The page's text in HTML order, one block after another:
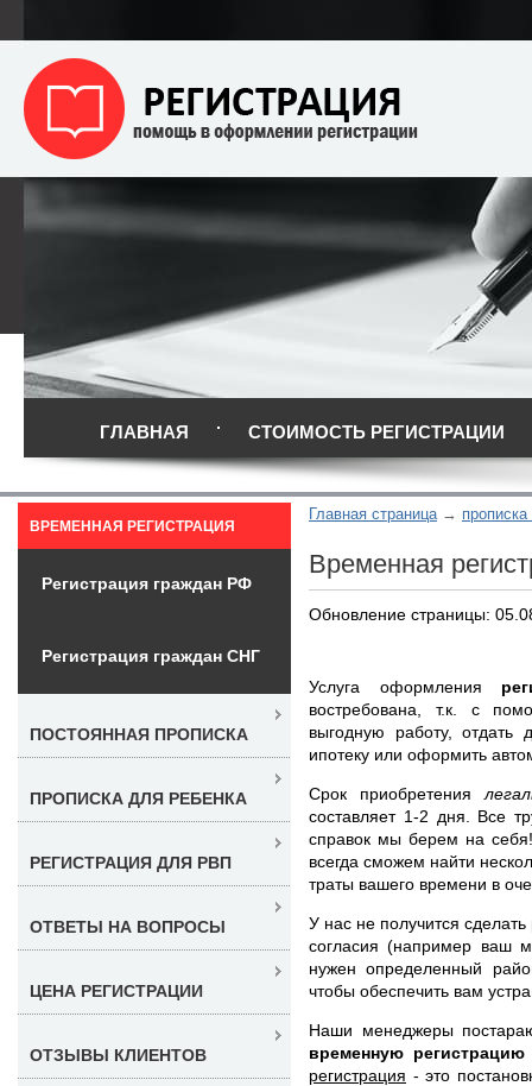
ГЛАВНАЯ СТОИМОСТЬ РЕГИСТРАЦИИ
Главная страница
Временная
Обновление страницы:
Услуга оформления
востребована, т.к. с
выгодную работу, отдать
ипотеку или оформить
Срок приобретения
составляет 1-2 дня. Все
справок мы берем на
всегда сможем найти
траты вашего времени в
У нас не получится
согласия (например ваш
нужен определенный
чтобы обеспечить вам
Наши менеджеры
временную
регистрация - это
ВРЕМЕННАЯ РЕГИСТРАЦИЯ
Регистрация граждан РФ
Регистрация граждан СНГ
ПОСТОЯННАЯ ПРОПИСКА
ПРОПИСКА ДЛЯ РЕБЕНКА
РЕГИСТРАЦИЯ ДЛЯ РВП
ОТВЕТЫ НА ВОПРОСЫ
ЦЕНА РЕГИСТРАЦИИ
ОТЗЫВЫ КЛИЕНТОВ